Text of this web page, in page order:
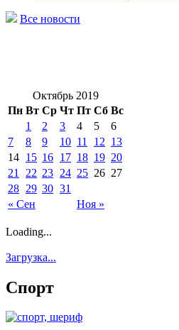
Все новости
Октябрь 2019
Пн Вт Ср Чт Пт Сб Вс
« Сен Ноя »
1 2 3 4 5
6
7
8 9 10 11 12 13
14 15 16 17 18 19 20
21
22 23 24 25 26 27
28 29 30 31
Loading...
Загрузка...
Спорт